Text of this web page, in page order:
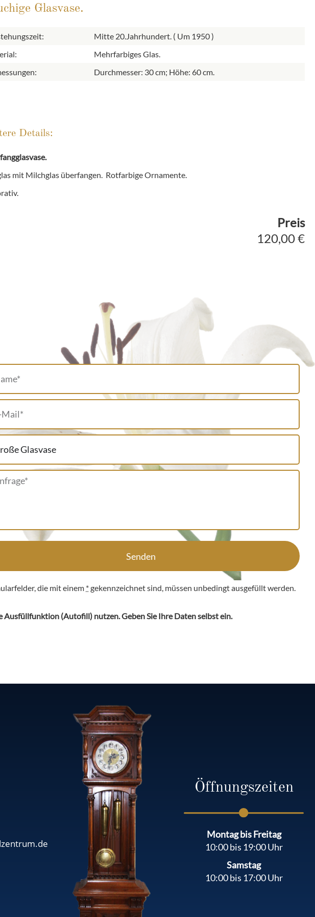
Glasvase.
Mitte 20.Jahrhundert. ( Um 1950 )
Mehrfarbiges Glas.
Durchmesser: 30 cm; Höhe: 60 cm.
Details:
mit Milchglas überfangen. Rotfarbige Ornamente.
Preis
120,00 €
Senden
die mit einem *gekennzeichnet sind, müssen unbedingt ausgefüllt werden.
Ausfüllfunktion (Autofill) nutzen. Geben Sie Ihre Daten selbst ein.
Öffnungszeiten
Montag bis Freitag
10:00 bis 19:00 Uhr
Samstag
10:00 bis 17:00 Uhr